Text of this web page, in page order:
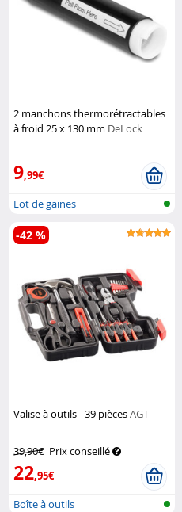
2 manchons thermorétractables
à froid 25 x 130 mm DeLock
9,99€
Lot de gaines
thermorétractable
Valise à outils - 39 piècesAGT
39,90€ Prix conseillé
22,95€
-42 %
Boîte à outils